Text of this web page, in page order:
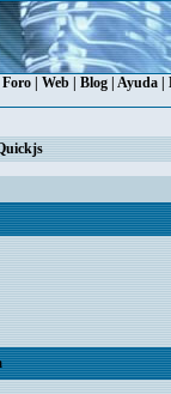
Foro Web Blog Ayuda